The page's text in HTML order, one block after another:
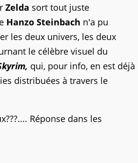
Zelda sort tout juste
Hanzo Steinbach n'a pu
les deux univers, les deux
le célèbre visuel du
qui, pour info, en est déjà
distribuées à travers le
Réponse dans les